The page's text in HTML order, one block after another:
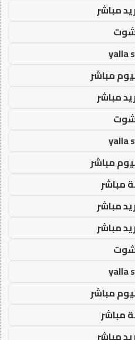
مباشر
شوت
yalla
مباشر
مباشر
شوت
yalla
مباشر
مباشر
مباشر
مباشر
شوت
yalla
مباشر
مباشر
مباشر